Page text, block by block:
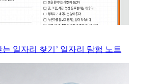
는 일자리 찾기’ 일자리 탐험 노트